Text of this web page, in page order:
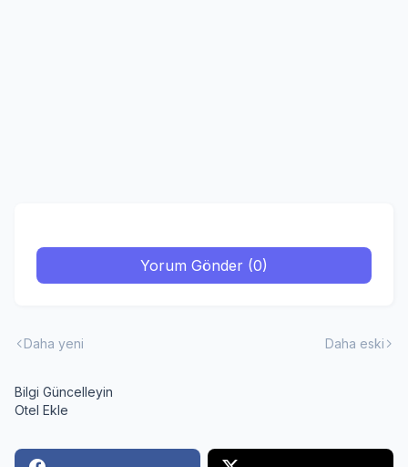
Yorum Gönder (0)
Daha yeni Daha eski
Bilgi Güncelleyin
Otel Ekle